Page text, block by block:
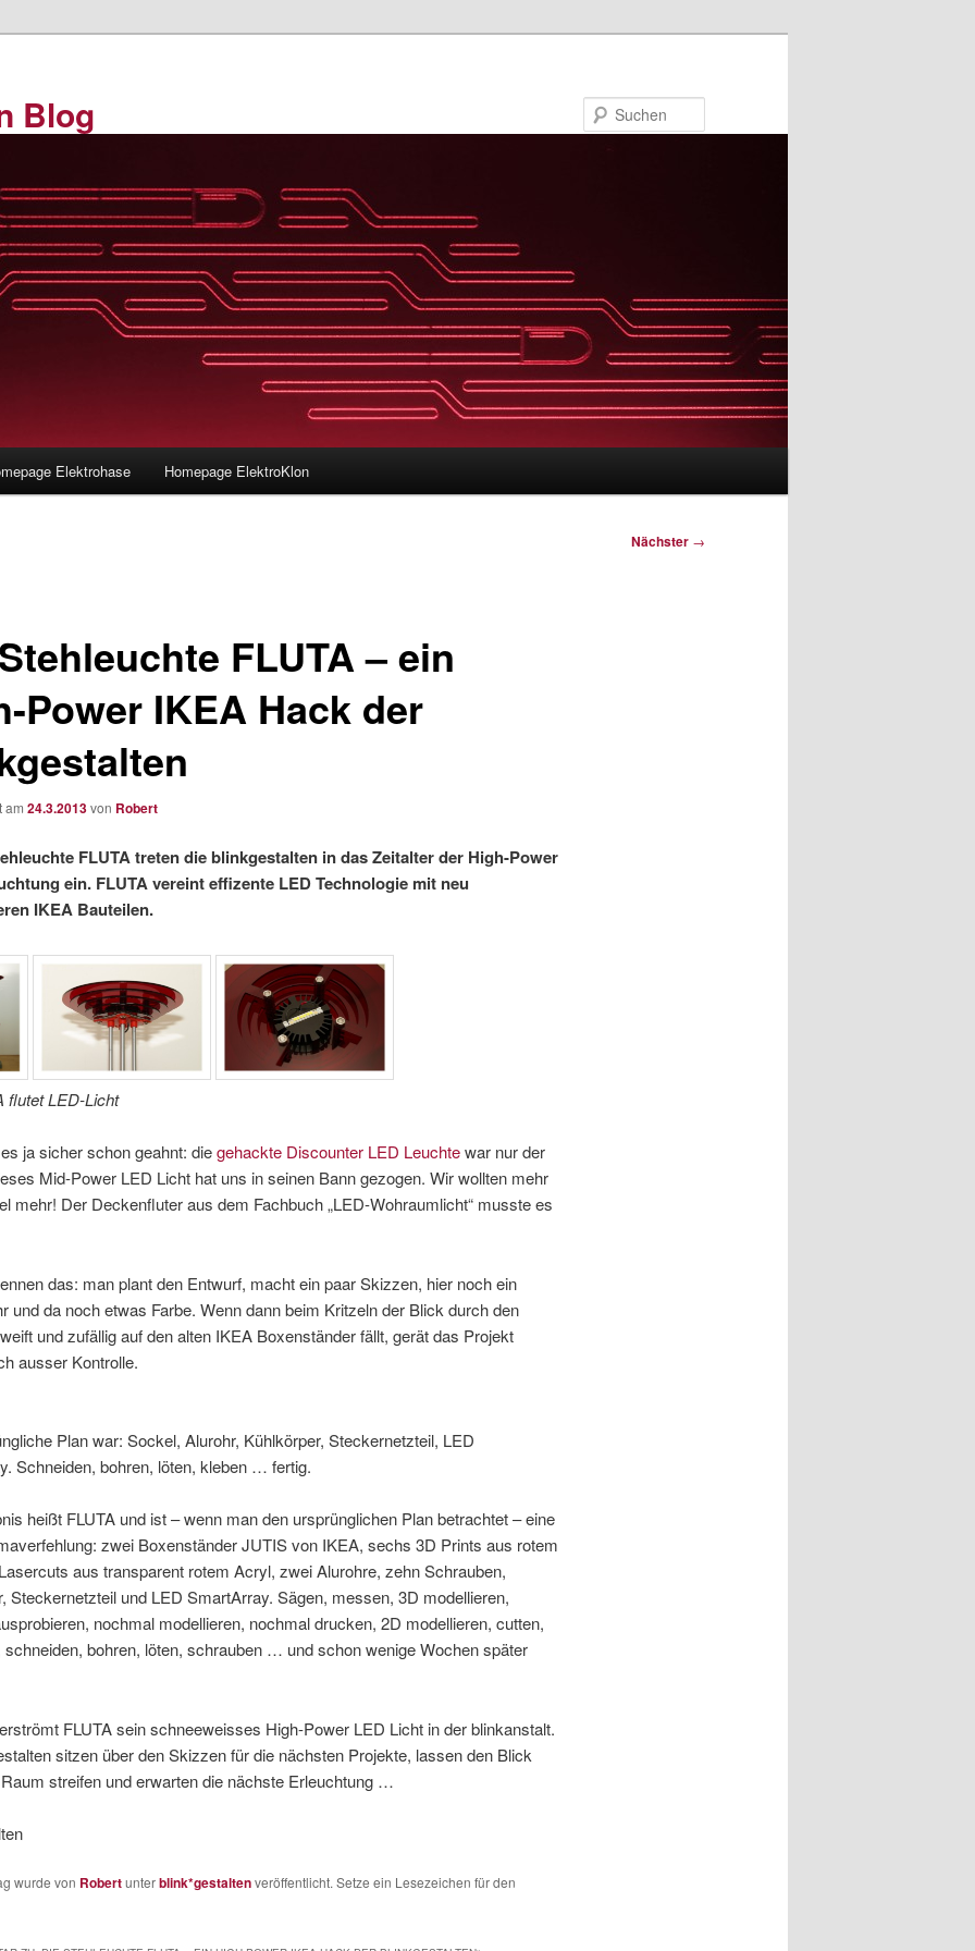
Blog
Elektrohase Homepage ElektroKlon
Nächster →
FLUTA – ein
Power IKEA Hack der
am 24.3.2013von Robert
FLUTA treten die blinkgestalten in das Zeitalterder High-Power
ein. FLUTA vereint effizente LED Technologie mit neu
IKEA Bauteilen.
flutet LED-Licht
ja sicher schon geahnt: diegehackte Discounter LED Leuchtewar nur der
Mid-Power LED Licht hat uns in seinen Bann gezogen. Wir wollten mehr
mehr! Der Deckenfluter aus dem Fachbuch „LED-Wohraumlicht“ musste es
das: man plant den Entwurf, macht ein paar Skizzen, hier noch ein
und da noch etwas Farbe. Wenn dann beim Kritzeln der Blick durch den
und zufällig auf den alten IKEA Boxenständer fällt, gerät das Projekt
ausser Kontrolle.
Plan war: Sockel, Alurohr, Kühlkörper, Steckernetzteil, LED
Schneiden, bohren, löten, kleben … fertig.
heißt FLUTA und ist – wenn man den ursprünglichen Plan betrachtet – eine
zwei Boxenständer JUTIS von IKEA, sechs 3D Prints aus rotem
aus transparent rotem Acryl, zwei Alurohre, zehn Schrauben,
Steckernetzteil und LED SmartArray. Sägen, messen, 3D modellieren,
nochmal modellieren, nochmal drucken, 2D modellieren, cutten,
schneiden, bohren, löten, schrauben … und schon wenige Wochen später
FLUTA sein schneeweisses High-Power LED Licht in der blinkanstalt.
sitzen über den Skizzen für die nächsten Projekte, lassen den Blick
streifen und erwarten die nächste Erleuchtung …
wurde von Robertunterblink*gestaltenveröffentlicht. Setze ein Lesezeichen für den